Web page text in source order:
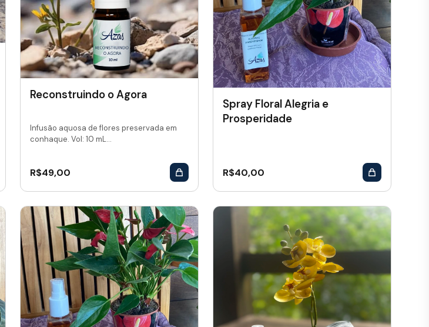
Reconstruindo o Agora
Infusão aquosa de flores preservada em
conhaque. Vol: 10 mL...
R$49,00
Spray Floral Alegria e
Prosperidade
R$40,00